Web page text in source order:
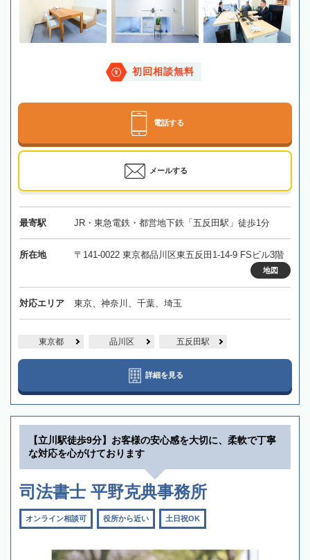
初回相談無料
電話する
メールする
最寄駅 JR・東急電鉄・都営地下鉄「五反田駅」徒歩1分
所在地 〒141-0022 東京都品川区東五反田1-14-9 FSビル3階
地図
対応エリア 東京、神奈川、千葉、埼玉
東京都 品川区 五反田駅
詳細を見る
【立川駅徒歩9分】お客様の安心感を大切に、柔軟で丁寧
な対応を心がけております
司法書士 平野克典事務所
オンライン相談可 役所から近い 土日祝OK